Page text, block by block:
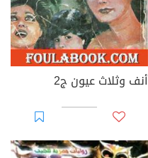
أنف وثلاث عيون ج2